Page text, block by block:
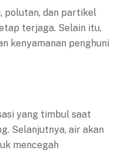
polutan, dan partikel
terjaga. Selain itu,
kenyamanan penghuni
yang timbul saat
Selanjutnya, air akan
mencegah